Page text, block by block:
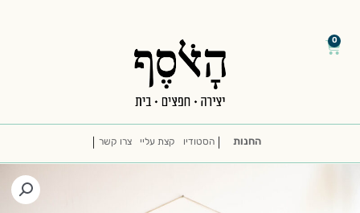
0
עגלת
החנות הסטודיו קצת עליי צרו קשר